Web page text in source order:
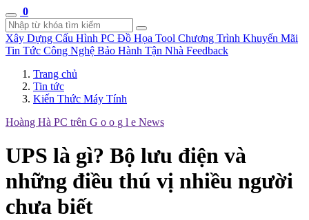
0
Xây Dựng Cấu Hình PC Đồ Họa Tool Chương Trình Khuyến Mãi
Tin Tức Công Nghệ Bảo Hành Tận Nhà Feedback
Trang chủ
Tin tức
Kiến Thức Máy Tính
Hoàng Hà PC trên G o o g l e News
UPS là gì? Bộ lưu điện và
những điều thú vị nhiều người
chưa biết